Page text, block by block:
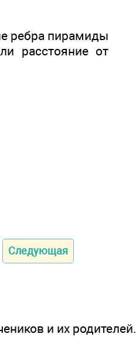
ребра пирамиды
расстояние от
Следующая
и их родителей.